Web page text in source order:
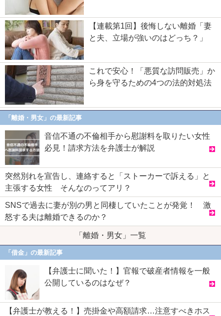
【連載第1回】後悔しない離婚「妻
と夫、立場が強いのはどっち？」
これで安心！「悪質な訪問販売」か
ら身を守るための4つの法的対処法
「離婚・男女」の最新記事
音信不通の不倫相手から慰謝料を取りたい女性
必見！請求方法を弁護士が解説
突然別れを宣告し、連絡すると「ストーカーで訴える」と
主張する女性 そんなのってアリ？
SNSで過去に妻が別の男と同棲していたことが発覚！ 激
怒する夫は離婚できるのか？
「離婚・男女」一覧
「借金」の最新記事
【弁護士に聞いた！】官報で破産者情報を一般
公開しているのはなぜ？
【弁護士が教える！】売掛金や高額請求…注意すべきホス